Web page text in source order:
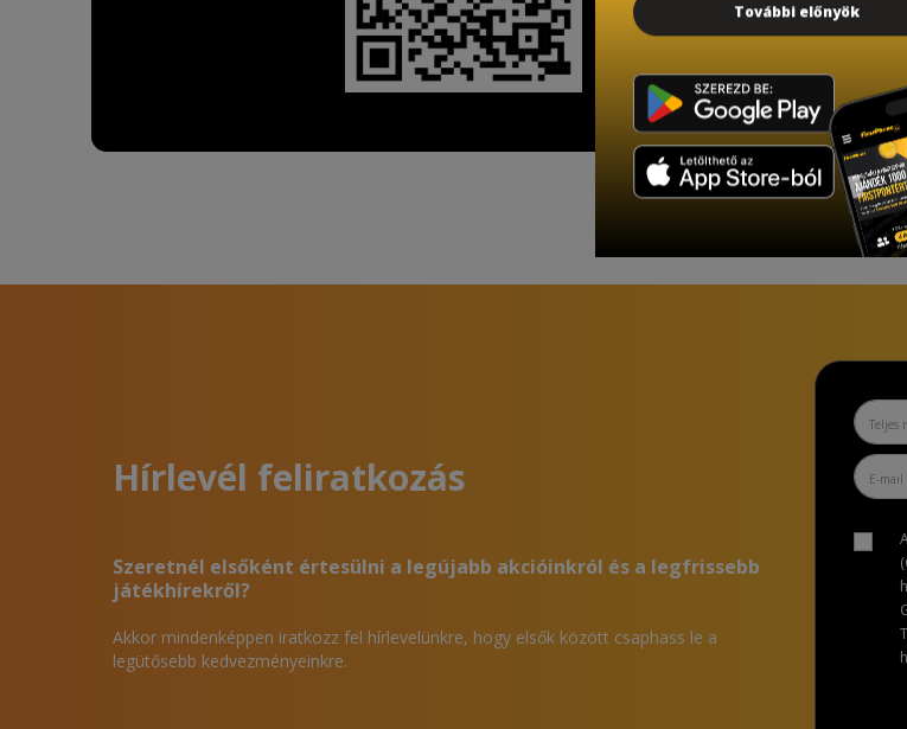
Hírlevél feliratkozás
Szeretnél elsőként értesülni a legújabb akcióinkról és a legfrissebb
játékhírekről?
Akkor mindenképpen iratkozz fel hírlevelünkre, hogy elsők között csaphass le a
legütősebb kedvezményeinkre.
További előnyök